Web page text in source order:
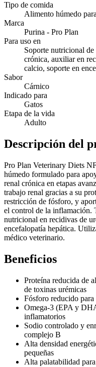
Tipo de comida
Alimento húmedo
Marca
Purina - Pro Plan
Para uso en
Soporte nutricional
crónica, auxiliar en
calcio, soporte en
Sabor
Cárnico
Indicado para
Gatos
Etapa de la vida
Adulto
Descripción del
Pro Plan Veterinary Diets
húmedo formulado para
renal crónica en etapas
trabajo renal gracias a su
restricción de fósforo, y
el control de la inflamación.
nutricional en recidivas de
encefalopatía hepática.
médico veterinario.
Beneficios
Proteína reducida de
de toxinas urémicas
Fósforo reducido
Omega-3 (EPA y
inflamatorios
Sodio controlado y
complejo B
Alta densidad
pequeñas
Alta palatabilidad